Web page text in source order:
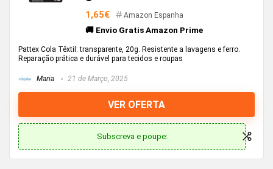
1,65€ Amazon Espanha
🚚 Envio Gratis Amazon Prime
Pattex Cola Têxtil: transparente, 20g. Resistente a lavagens e ferro.
Reparação prática e durável para tecidos e roupas
Maria 21 de Março, 2025
VER OFERTA
Subscreva e poupe: